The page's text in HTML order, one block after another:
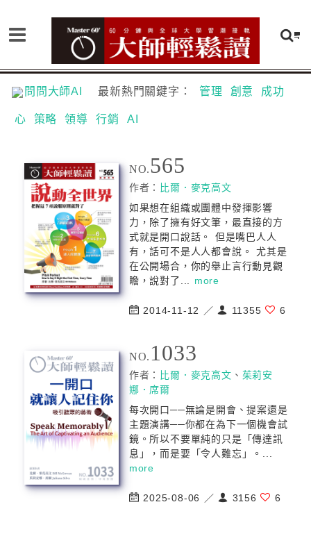
問問大師AI 最新熱門關鍵字： 管理 創意 成功
心 策略 領導 行銷 AI
NO. 565
作者：
比爾．麥克高文
如果想在組織或團體中發揮影響
力，除了擁有好文筆，最直接的方
式就是開口說話。 但是嘴巴人人
有，話可不是人人都會說。 尤其是
在公開場合，你的舉止言行動見觀
瞻，說對了... more
2014-11-12 ／ 11355 6
NO. 1033
作者： 比爾．麥克高文 、 茱莉安
娜．席爾
每次開口──無論是開會、提案還是
主題演講──你都在為下一個機會試
鏡。所以不要單純的只是「傳達訊
息」，而是要「令人難忘」。...
more
2025-08-06 ／ 3156 6